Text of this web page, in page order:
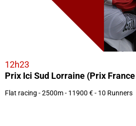
12h23
Prix Ici Sud Lorraine (Prix
Flat racing - 2500m - 11900 € - 10 Runners